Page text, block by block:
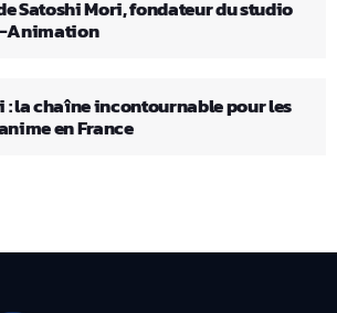
Satoshi Mori, fondateur du studio
Animation
: la chaîne incontournable pour les
en France